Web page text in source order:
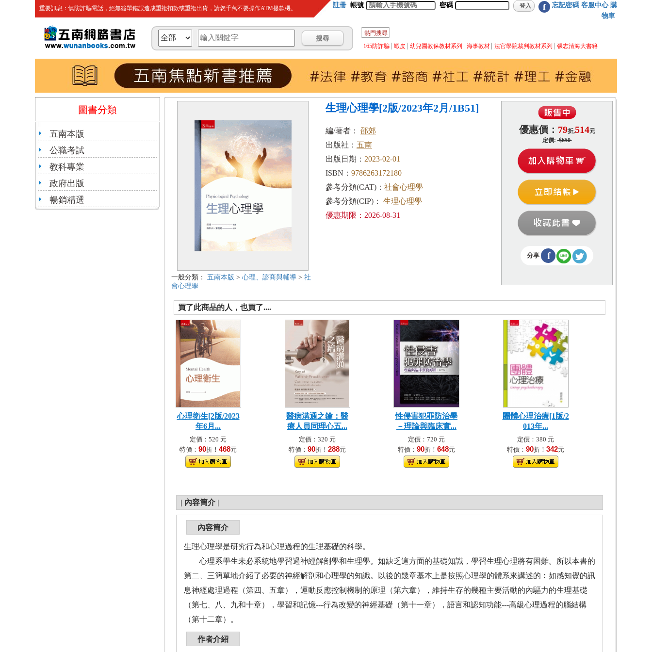
重要訊息：慎防詐騙電話，絕無簽單錯誤造成重複扣款或重複出貨，請您千萬不要操作ATM提款機。 註冊 帳號 密碼 f 忘記密碼 客服中心 購
物車
熱門搜尋
165防詐騙
蝦皮 幼兒園教保教材系列 海事教材 法官學院裁判教材系列 張志清海大書籍
圖書分類
五南本版
公職考試
教科專業
政府出版
暢銷精選
一般分類： 五南本版 > 心理、諮商與輔導 > 社
會心理學
生理心理學[2版/2023年2月/1B51]
編/著者： 邵郊
出版社： 五南
出版日期： 2023-02-01
ISBN： 9786263172180
參考分類(CAT)： 社會心理學
參考分類(CIP)：
生理心理學
優惠期限：2026-08-31
優惠價： 79折,514元
定價:$650
分享 f
買了此商品的人，也買了....
心理衛生[2版/2023
年6月...
定價：520 元
特價： 90折！ 468元
醫病溝通之鑰：醫
療人員同理心五...
定價：320 元
特價： 90折！ 288元
性侵害犯罪防治學
－理論與臨床實...
定價：720 元
特價： 90折！ 648元
團體心理治療[1版/2
013年...
定價：380 元
特價： 90折！ 342元
| 內容簡介 |
內容簡介
生理心理學是研究行為和心理過程的生理基礎的科學。
心理系學生未必系統地學習過神經解剖學和生理學。如缺乏這方面的基礎知識，學習生理心理將有困難。所以本書的
第二、三簡單地介紹了必要的神經解剖和心理學的知識。以後的幾章基本上是按照心理學的體系來講述的︰如感知覺的訊
息神經處理過程（第四、五章），運動反應控制機制的原理（第六章），維持生存的幾種主要活動的內驅力的生理基礎
（第七、八、九和十章），學習和記憶---行為改變的神經基礎（第十一章），語言和認知功能---高級心理過程的腦結構
（第十二章）。
作者介紹